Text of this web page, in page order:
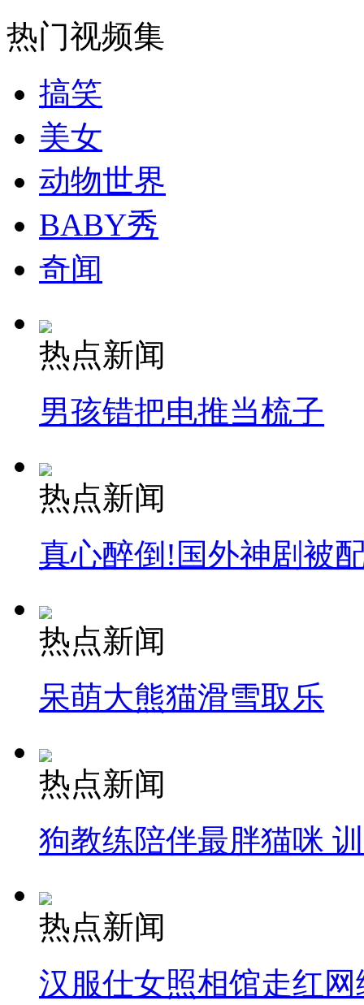
热门视频集
搞笑
美女
动物世界
BABY秀
奇闻
热点新闻
男孩错把电推当梳子
热点新闻
真心醉倒!国外神剧被
热点新闻
呆萌大熊猫滑雪取乐
热点新闻
狗教练陪伴最胖猫咪
热点新闻
汉服仕女照相馆走红网